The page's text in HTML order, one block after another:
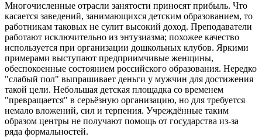
Многочисленные отрасли занятости приносят прибыль. Что
касается заведений, занимающихся детским образованием, то
работникам таковых не сулит высокий доход. Преподаватели
работают исключительно из энтузиазма; похожее качество
используется при организации дошкольных клубов. Яркими
примерами выступают предприимчивые женщины,
обеспокоенные состоянием российского образования. Нередко
"слабый пол" выпрашивает деньги у мужчин для достижения
такой цели. Небольшая детская площадка со временем
"превращается" в серьёзную организацию, но для требуется
немало вложений, сил и терпения. Учреждённые таким
образом центры не получают помощь от государства из-за
ряда формальностей.